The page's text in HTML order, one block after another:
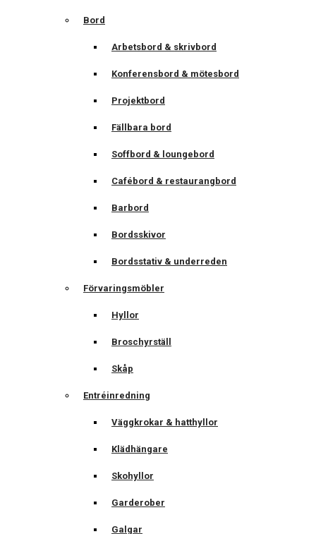
Bord
Arbetsbord & skrivbord
Konferensbord & mötesbord
Projektbord
Fällbara bord
Soffbord & loungebord
Cafébord & restaurangbord
Barbord
Bordsskivor
Bordsstativ & underreden
Förvaringsmöbler
Hyllor
Broschyrställ
Skåp
Entréinredning
Väggkrokar & hatthyllor
Klädhängare
Skohyllor
Garderober
Galgar